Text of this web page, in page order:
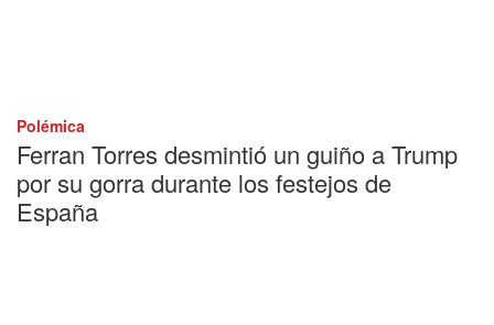
Polémica
Ferran Torres desmintió un guiño a Trump
por su gorra durante los festejos de
España